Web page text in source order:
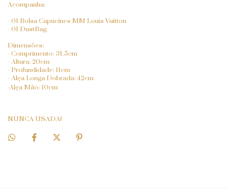
Acompanha:
- 01 Bolsa Capucines MM Louis Vuitton
- 01 DustBag
Dimensões:
- Comprimento: 31.5cm
- Altura: 20cm
- Profundidade: 11cm
- Alça Longa Dobrada: 42cm
-Alça Mão: 10cm
NUNCA USADA!